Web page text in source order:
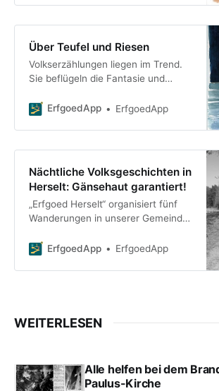
Sensibilität
Über Teufel und Riesen
Volkserzählungen liegen im Trend.
Sie beflügeln die Fantasie und
zusätzliche Farbe. Sagen und
ErfgoedApp ErfgoedApp
Nächtliche Volksgeschichten in
Herselt: Gänsehaut garantiert!
„Erfgoed Herselt“ organisiert fünf
Wanderungen in unserer Gemeinde
sich um die vielen Geschichten
bei uns schon früh
ErfgoedApp ErfgoedApp
WEITERLESEN
Alle helfen bei dem
Paulus-Kirche